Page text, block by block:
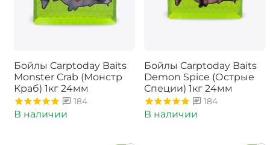
Бойлы Carptoday Baits
Monster Crab (Монстр
Краб) 1кг 24мм
184
В наличии
Бойлы Carptoday Baits
Demon Spice (Острые
Специи) 1кг 24мм
184
В наличии